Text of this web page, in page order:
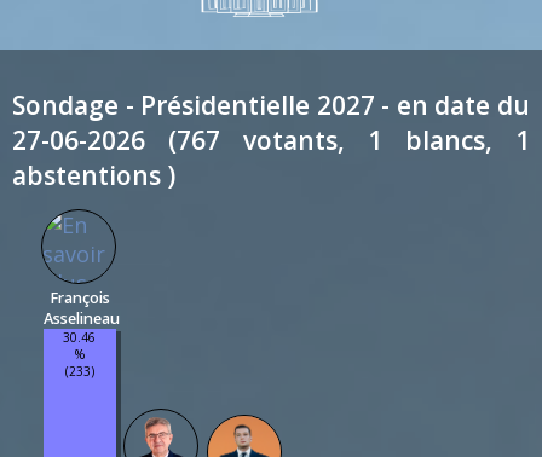
Sondage - Présidentielle 2027 - en date du
27-06-2026 (767 votants, 1 blancs, 1
abstentions )
François
Asselineau
30.46
%
(233)